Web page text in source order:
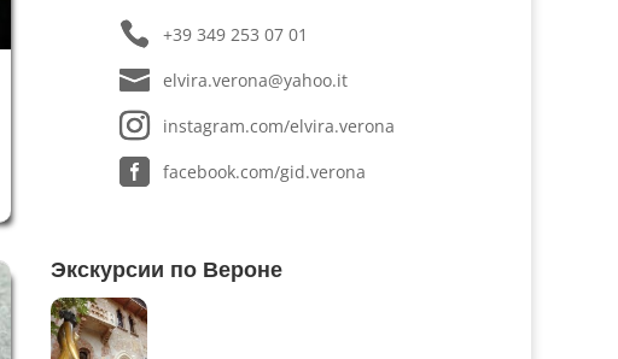
+39 349 253 07 01
elvira.verona@yahoo.it
instagram.com/elvira.verona
facebook.com/gid.verona
Экскурсии по Вероне